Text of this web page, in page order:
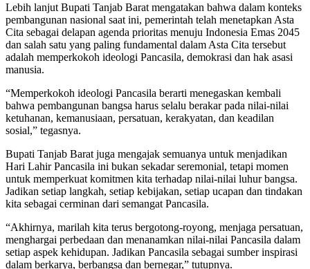
Lebih lanjut Bupati Tanjab Barat mengatakan bahwa dalam konteks
pembangunan nasional saat ini, pemerintah telah menetapkan Asta
Cita sebagai delapan agenda prioritas menuju Indonesia Emas 2045
dan salah satu yang paling fundamental dalam Asta Cita tersebut
adalah memperkokoh ideologi Pancasila, demokrasi dan hak asasi
manusia.
“Memperkokoh ideologi Pancasila berarti menegaskan kembali
bahwa pembangunan bangsa harus selalu berakar pada nilai-nilai
ketuhanan, kemanusiaan, persatuan, kerakyatan, dan keadilan
sosial,” tegasnya.
Bupati Tanjab Barat juga mengajak semuanya untuk menjadikan
Hari Lahir Pancasila ini bukan sekadar seremonial, tetapi momen
untuk memperkuat komitmen kita terhadap nilai-nilai luhur bangsa.
Jadikan setiap langkah, setiap kebijakan, setiap ucapan dan tindakan
kita sebagai cerminan dari semangat Pancasila.
“Akhirnya, marilah kita terus bergotong-royong, menjaga persatuan,
menghargai perbedaan dan menanamkan nilai-nilai Pancasila dalam
setiap aspek kehidupan. Jadikan Pancasila sebagai sumber inspirasi
dalam berkarya, berbangsa dan bernegar,” tutupnya.